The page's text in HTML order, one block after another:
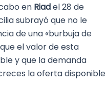
en Riadel 28 de
subrayó que no le
de una «burbuja de
el valor de esta
y que la demanda
la oferta disponible